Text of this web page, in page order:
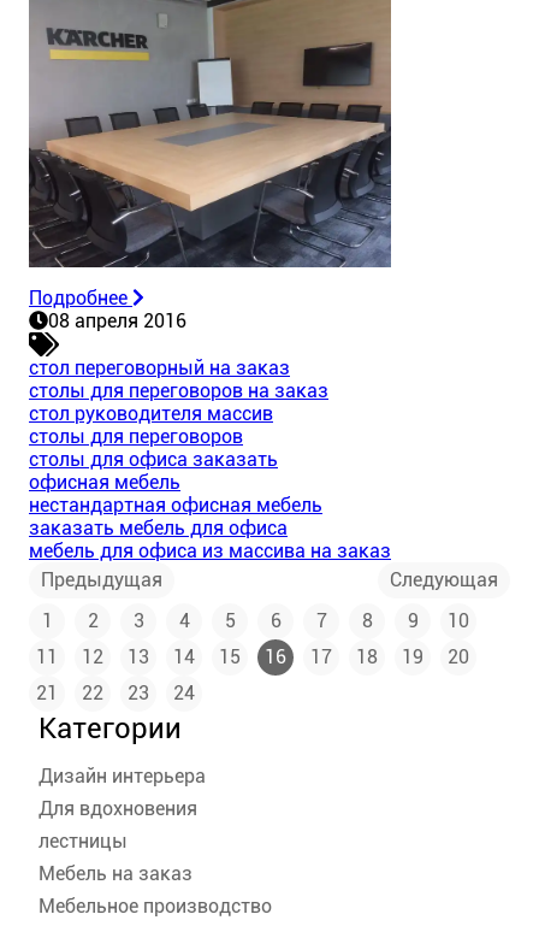
Подробнее
08 апреля 2016
стол переговорный на заказ
столы для переговоров на заказ
стол руководителя массив
столы для переговоров
столы для офиса заказать
офисная мебель
нестандартная офисная мебель
заказать мебель для офиса
мебель для офиса из массива на заказ
Предыдущая
1
2 3 4 5 6 7 8 9
10
11
12 13 14 15 16 17 18 19
20
21
22 23 24
Следующая
Категории
Дизайн интерьера
Для вдохновения
лестницы
Мебель на заказ
Мебельное производство